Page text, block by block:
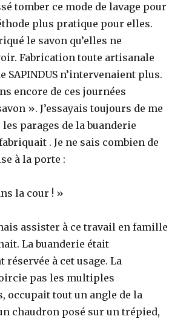
tomber ce mode de lavage pour
plus pratique pour elles.
le savon qu’elles ne
Fabrication toute artisanale
SAPINDUS n’intervenaient plus.
encore de ces journées
». J’essayais toujours de me
parages de la buanderie
. Je ne sais combien de
à la porte :
la cour ! »
assister à ce travail en famille
La buanderie était
réservée à cet usage. La
pas les multiples
occupait tout un angle de la
chaudron posé sur un trépied,